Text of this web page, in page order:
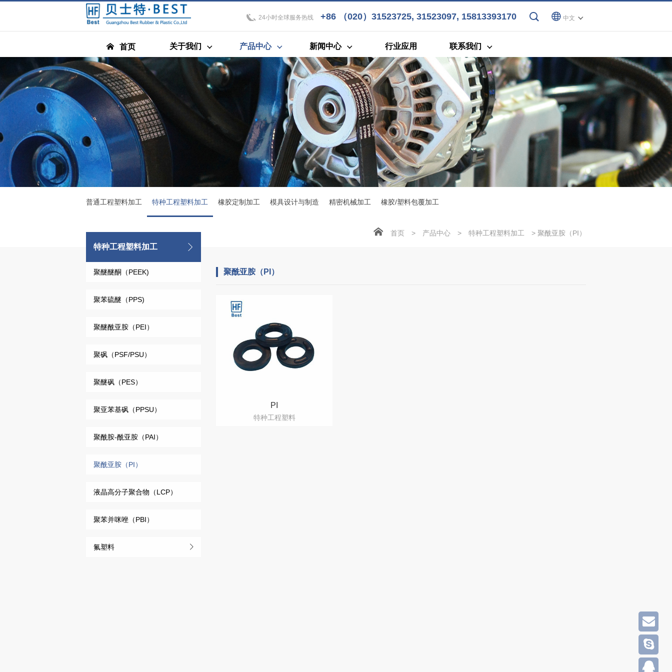
中文
24小时全球服务热线 +86 （020）31523725, 31523097, 15813393170
首页 关于我们 产品中心 新闻中心 行业应用 联系我们
普通工程塑料加工 特种工程塑料加工
特种工程塑料加工
聚醚醚酮（PEEK)
聚苯硫醚（PPS)
聚醚酰亚胺（PEI）
聚砜（PSF/PSU）
聚醚砜（PES）
聚亚苯基砜（PPSU）
聚酰胺-酰亚胺（PAI）
聚酰亚胺（PI）
液晶高分子聚合物（LCP）
聚苯并咪唑（PBI）
氟塑料
橡胶定制加工 模具设计与制造 精密机械加工 橡胶/塑料包覆加工
首页 > 产品中心 > 特种工程塑料加工 > 聚酰亚胺（PI）
聚酰亚胺（PI）
PI
特种工程塑料